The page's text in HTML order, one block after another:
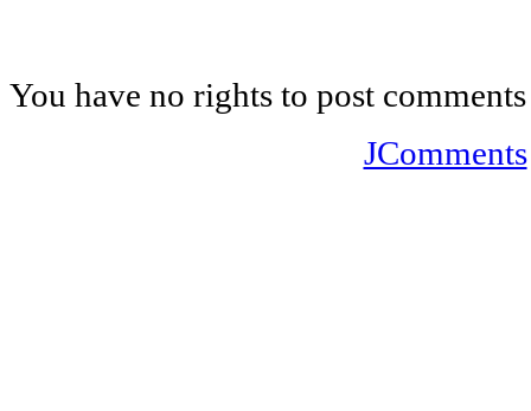
You have no rights to post comments
JComments